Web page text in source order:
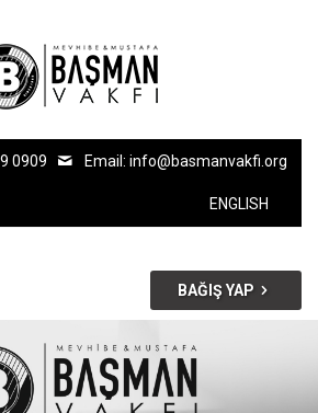
0909 Email: info@basmanvakfi.org
ENGLISH
BAĞIŞ YAP